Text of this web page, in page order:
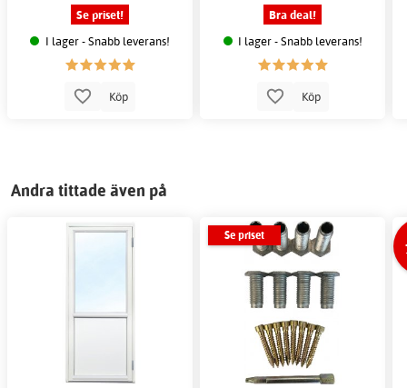
Se priset!
I lager - Snabb leverans!
Köp
Bra deal!
I lager - Snabb leverans!
Köp
Andra tittade även på
Se priset